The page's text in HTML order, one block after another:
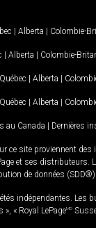
| Alberta | Colombie-
| Alberta | Colombie-
Québec | Alberta |
Québec | Alberta |
au Canada | Dernières
ce site proviennent des
et ses distributeurs.
de données (SDD®).
indépendantes. Les
», « Royal LePageMD